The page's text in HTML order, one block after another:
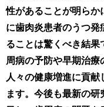
性があることが明らか
に歯肉炎患者のうつ発
ることは驚くべき結果
周病の予防や早期治療
人々の健康増進に貢献
ます。今後も最新の研